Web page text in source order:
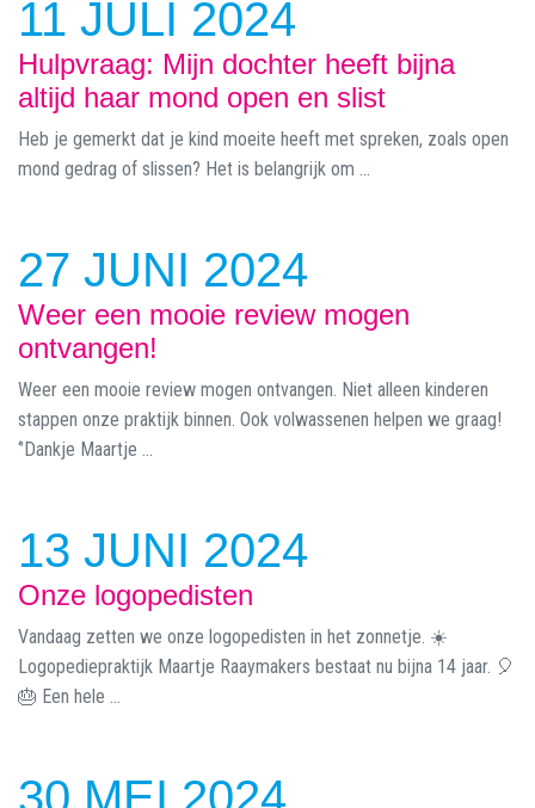
11 JULI 2024
Hulpvraag: Mijn dochter heeft bijna
altijd haar mond open en slist
Heb je gemerkt dat je kind moeite heeft met spreken, zoals open
mond gedrag of slissen? Het is belangrijk om ...
27 JUNI 2024
Weer een mooie review mogen
ontvangen!
Weer een mooie review mogen ontvangen. Niet alleen kinderen
stappen onze praktijk binnen. Ook volwassenen helpen we graag!
‘’Dankje Maartje ...
13 JUNI 2024
Onze logopedisten
Vandaag zetten we onze logopedisten in het zonnetje. ☀️
Logopediepraktijk Maartje Raaymakers bestaat nu bijna 14 jaar. 🎈
🎂 Een hele ...
30 MEI 2024